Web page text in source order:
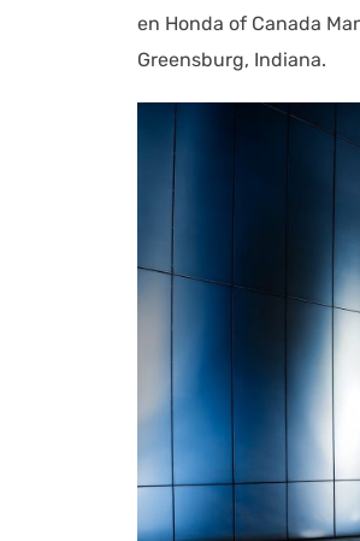
en Honda of Canada
Greensburg, Indiana.